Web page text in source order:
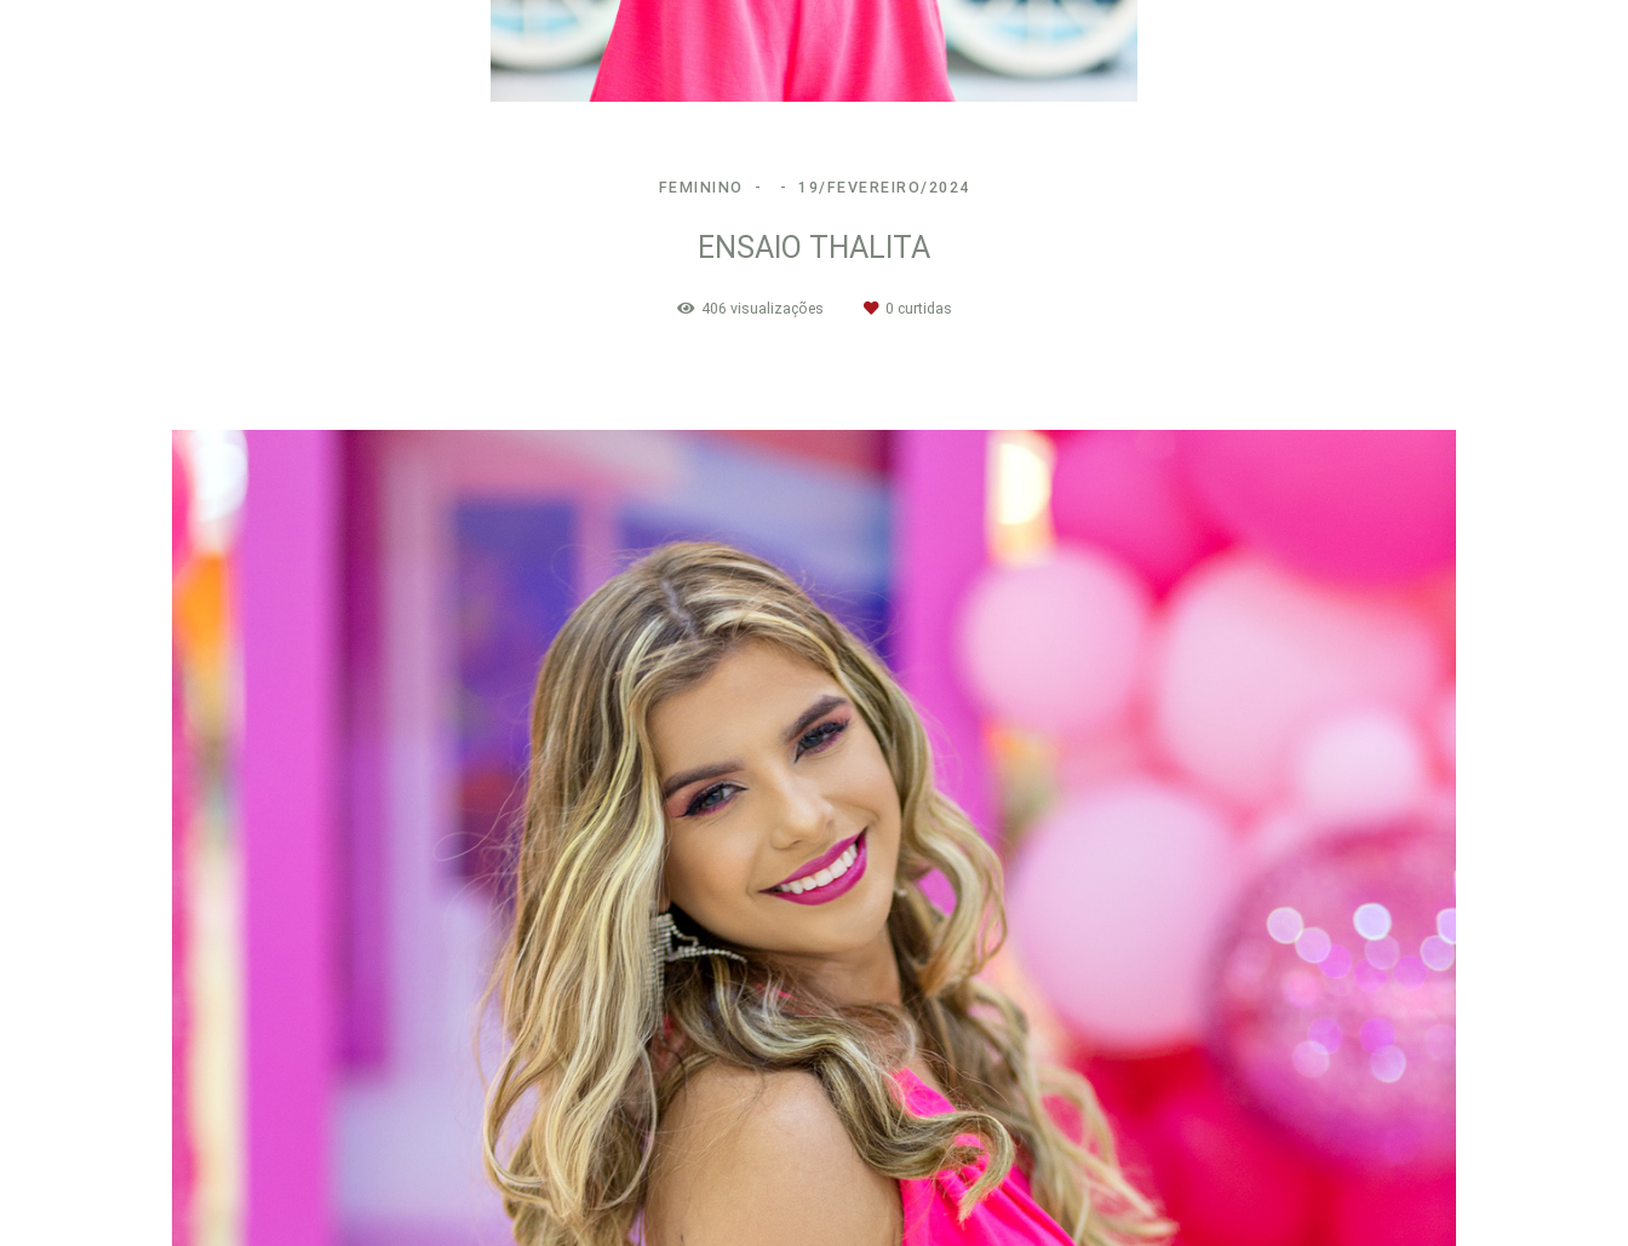
FEMININO 19/FEVEREIRO/2024
ENSAIO THALITA
406 visualizações 0 curtidas